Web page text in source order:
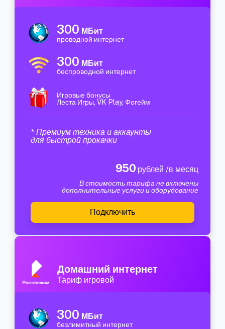
300 МБит
проводной интернет
300 МБит
беспроводной интернет
Игровые бонусы
Леста Игры, VK Play, Фогейм
* Премиум техника и аккаунты
для быстрой прокачки
950 рублей /в месяц
В стоимость тарифа не включены
дополнительные услуги и оборудование
Подключить
Домашний интернет
Тариф игровой
300 МБит
безлимитный интернет